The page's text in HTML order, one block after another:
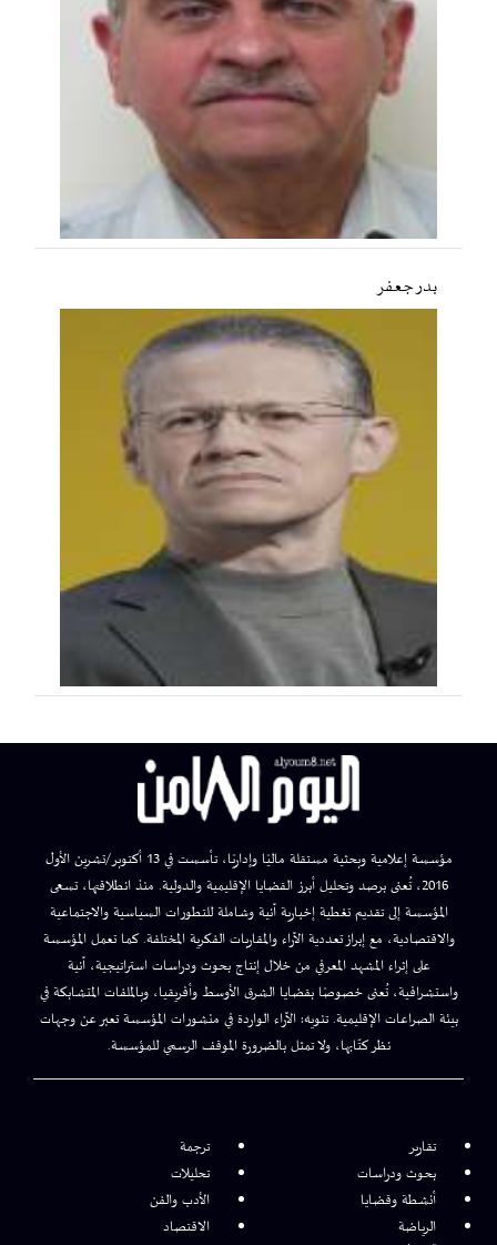
بدر جعفر
مؤسسة إعلامية وبحثية مستقلة ماليًا وإداريًا، تأسست في 13 أكتوبر/تشرين الأول
2016، تُعنى برصد وتحليل أبرز القضايا الإقليمية والدولية. منذ انطلاقتها، تسعى
المؤسسة إلى تقديم تغطية إخبارية آنية وشاملة للتطورات السياسية والاجتماعية
والاقتصادية، مع إبراز تعددية الآراء والمقاربات الفكرية المختلفة. كما تعمل المؤسسة
على إثراء المشهد المعرفي من خلال إنتاج بحوث ودراسات استراتيجية، آنية
واستشرافية، تُعنى خصوصًا بقضايا الشرق الأوسط وأفريقيا، وبالملفات المتشابكة في
بيئة الصراعات الإقليمية. تنويه: الآراء الواردة في منشورات المؤسسة تعبر عن وجهات
نظر كتّابها، ولا تمثل بالضرورة الموقف الرسمي للمؤسسة.
تقارير
ترجمة
بحوث ودراسات
تحليلات
أنشطة وقضايا
الأدب والفن
الرياضة
الاقتصاد